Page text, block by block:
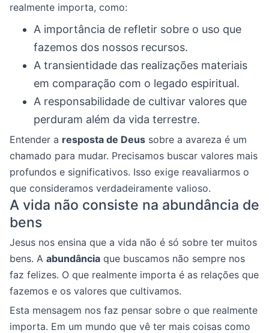
realmente importa, como:
A importância de refletir sobre o uso que
fazemos dos nossos recursos.
A transientidade das realizações materiais
em comparação com o legado espiritual.
A responsabilidade de cultivar valores que
perduram além da vida terrestre.
Entender a resposta de Deus sobre a avareza é um
chamado para mudar. Precisamos buscar valores mais
profundos e significativos. Isso exige reavaliarmos o
que consideramos verdadeiramente valioso.
A vida não consiste na abundância de
bens
Jesus nos ensina que a vida não é só sobre ter muitos
bens. A abundância que buscamos não sempre nos
faz felizes. O que realmente importa é as relações que
fazemos e os valores que cultivamos.
Esta mensagem nos faz pensar sobre o que realmente
importa. Em um mundo que vê ter mais coisas como